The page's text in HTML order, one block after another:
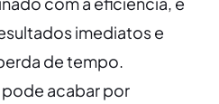
imediatos e
de tempo.
acabar por